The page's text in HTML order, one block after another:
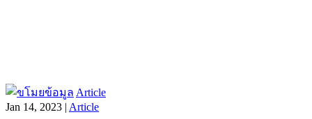
Article
Jan 14, 2023 | Article